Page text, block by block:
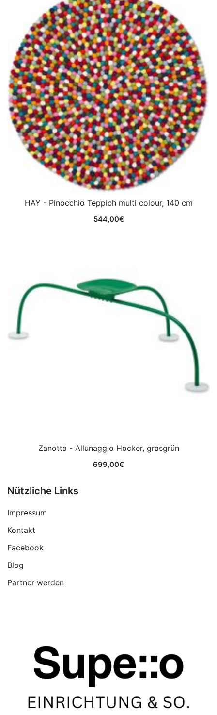
HAY - Pinocchio Teppich multi colour, 140 cm
544,00€
Zanotta - Allunaggio Hocker, grasgrün
699,00€
Nützliche Links
Impressum
Kontakt
Facebook
Blog
Partner werden